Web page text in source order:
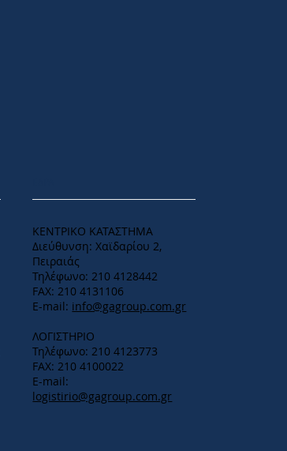
ΚΕΝΤΡΙΚΟ ΚΑΤΑΣΤΗΜΑ
Διεύθυνση: Χαϊδαρίου 2,
Πειραιάς
Τηλέφωνο: 210 4128442
FAX: 210 4131106
E-mail: info@gagroup.com.gr
ΛΟΓΙΣΤΗΡΙΟ
Τηλέφωνο: 210 4123773
FAX: 210 4100022
E-mail:
logistirio@gagroup.com.gr